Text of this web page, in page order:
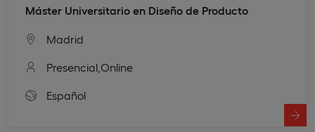
Máster Universitario en Diseño de Producto
Madrid
Presencial, Online
Español